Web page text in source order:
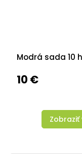
Modrá sada 10
10 €